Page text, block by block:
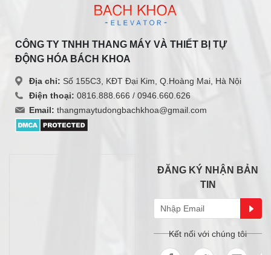
CÔNG TY TNHH THANG MÁY VÀ THIẾT BỊ TỰ
ĐỘNG HÓA BÁCH KHOA
Địa chỉ: Số 155C3, KĐT Đại Kim, Q.Hoàng Mai, Hà Nội
Điện thoại: 0816.888.666 / 0946.660.626
Email: thangmaytudongbachkhoa@gmail.com
ĐĂNG KÝ NHẬN BẢN
TIN
Kết nối với chúng tôi